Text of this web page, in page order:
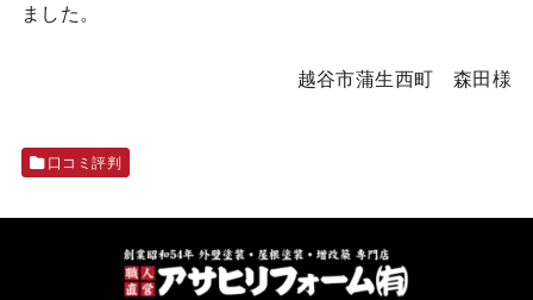
ました。
越谷市蒲生西町 森田様
口コミ評判